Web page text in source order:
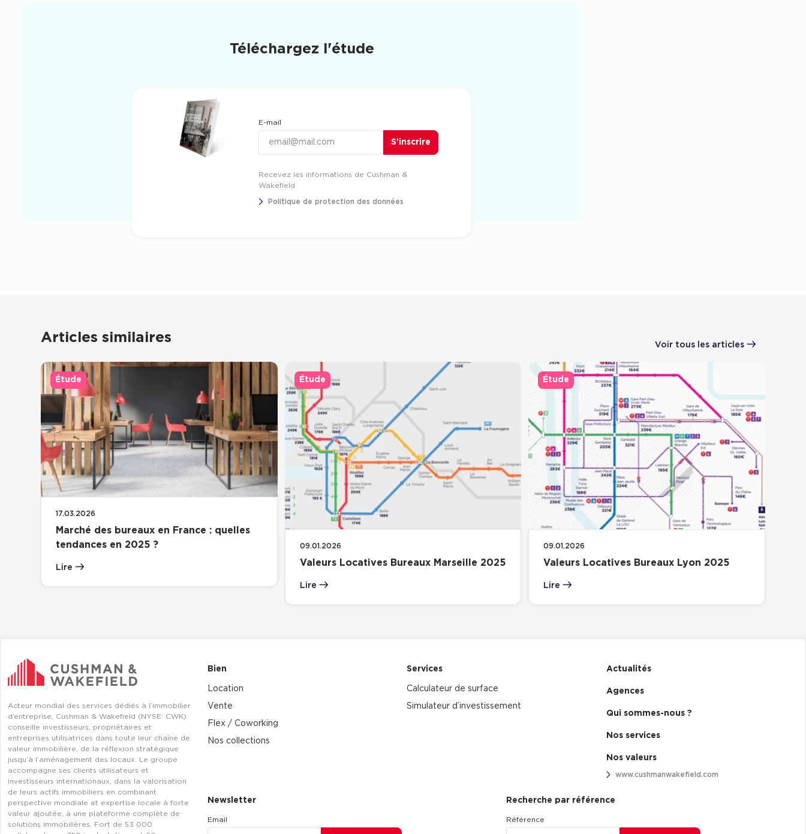
Téléchargez l'étude
E-mail
S’inscrire
S’inscrire
Recevez les informations de Cushman &
Wakefield
Politique de protection des données
Articles similaires Voir tous les articles
Étude
17.03.2026
Marché des bureaux en France : quelles
tendances en 2025 ?
Lire
Étude
09.01.2026
Valeurs Locatives Bureaux Marseille 2025
Lire
Étude
09.01.2026
Valeurs Locatives Bureaux Lyon 2025
Lire
Acteur mondial des services dédiés à l’immobilier
d’entreprise, Cushman & Wakefield (NYSE: CWK)
conseille investisseurs, propriétaires et
entreprises utilisatrices dans toute leur chaîne de
valeur immobilière, de la réflexion stratégique
jusqu’à l’aménagement des locaux. Le groupe
accompagne ses clients utilisateurs et
investisseurs internationaux, dans la valorisation
de leurs actifs immobiliers en combinant
perspective mondiale et expertise locale à forte
valeur ajoutée, à une plateforme complète de
solutions immobilières. Fort de 53 000
Bien
Location
Vente
Flex / Coworking
Nos collections
Services
Calculateur de surface
Simulateur d’investissement
Actualités
Agences
Qui sommes-nous ?
Nos services
Nos valeurs
www.cushmanwakefield.com
Newsletter
Email
Recherche par référence
Référence